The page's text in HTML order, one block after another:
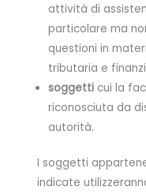
attività di
particolare ma
questioni in
tributaria e
soggetti cui la
riconosciuta da
autorità.
I soggetti
indicate